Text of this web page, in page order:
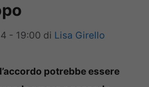
- 19:00 di Lisa Girello
potrebbe essere